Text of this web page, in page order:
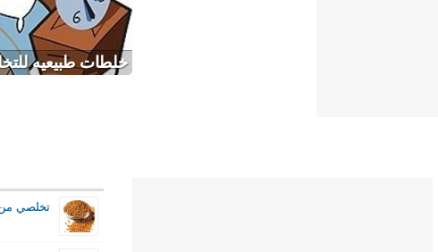
خلطات طبيعيه
تخلصي